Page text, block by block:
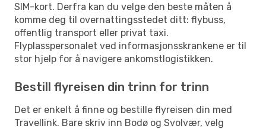
SIM-kort. Derfra kan du velge den beste måten å
komme deg til overnattingsstedet ditt: flybuss,
offentlig transport eller privat taxi.
Flyplasspersonalet ved informasjonsskrankene er til
stor hjelp for å navigere ankomstlogistikken.
Bestill flyreisen din trinn for trinn
Det er enkelt å finne og bestille flyreisen din med
Travellink. Bare skriv inn Bodø og Svolvær, velg